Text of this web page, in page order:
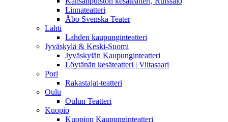
Linnateatteri
Åbo Svenska Teater
Lahti
Lahden kaupunginteatteri
Jyväskylä & Keski-Suomi
Jyväskylän Kaupunginteatteri
Löytänän kesäteatteri | Viitasaari
Pori
Rakastajat-teatteri
Oulu
Oulun Teatteri
Kuopio
Kuopion Kaupunginteatteri